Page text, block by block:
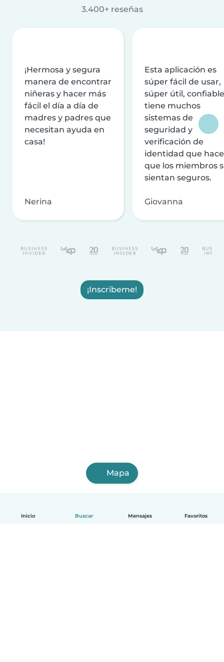
Inicio Buscar Mensajes Favoritos
3.400+ reseñas
¡Hermosa y segura
manera de encontrar
niñeras y hacer más
fácil el día a día de
madres y padres que
necesitan ayuda en
casa!
Nerina
Esta aplicación es
súper fácil de usar,
súper útil,
tiene muchos
sistemas de
seguridad y
verificación de
identidad que
que los miembros
sientan seguros.
Giovanna
¡Inscribeme!
Mapa